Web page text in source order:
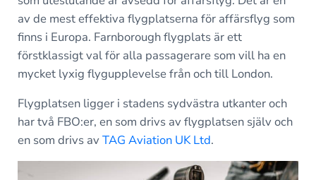
av de mest effektiva flygplatserna för affärsflyg som
finns i Europa. Farnborough flygplats är ett
förstklassigt val för alla passagerare som vill ha en
mycket lyxig flygupplevelse från och till London.
Flygplatsen ligger i stadens sydvästra utkanter och
har två FBO:er, en som drivs av flygplatsen själv och
en som drivs avTAG Aviation UK Ltd.